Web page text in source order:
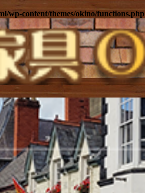
wp-content/themes/okino/functions.php